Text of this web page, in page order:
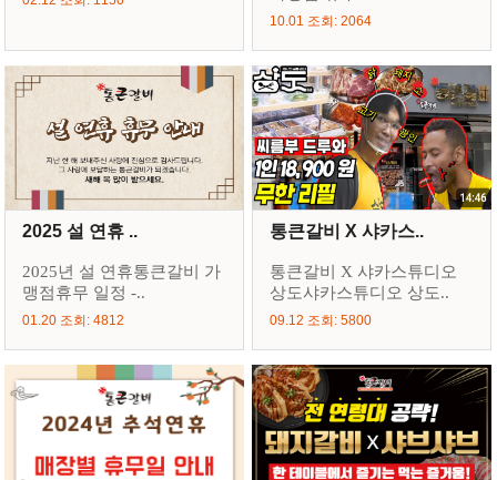
10.01 조회: 2064
2025 설 연휴 ..
2025년 설 연휴통큰갈비 가
맹점휴무 일정 -..
01.20 조회: 4812
통큰갈비 X 샤카스..
통큰갈비 X 샤카스튜디오
상도샤카스튜디오 상도..
09.12 조회: 5800